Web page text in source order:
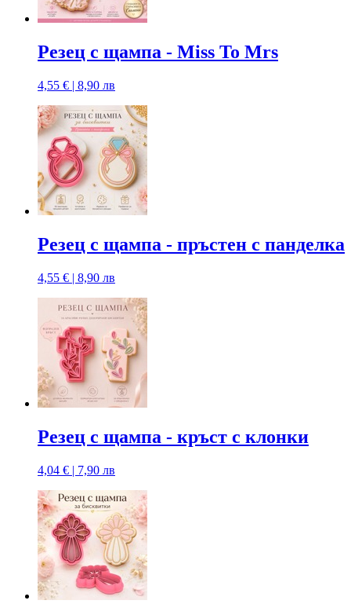
Резец с щампа - Miss To Mrs
4,55 € | 8,90 лв
Резец с щампа - пръстен с панделка
4,55 € | 8,90 лв
Резец с щампа - кръст с клонки
4,04 € | 7,90 лв